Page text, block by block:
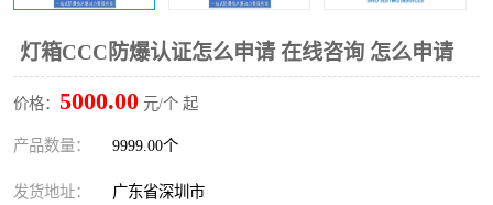
灯箱CCC防爆认证怎么申请 在线咨询 怎么申请
价格： 5000.00 元/个 起
产品数量： 9999.00个
发货地址： 广东省深圳市